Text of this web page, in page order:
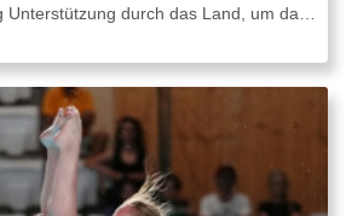
Unterstützung durch das Land, um das
der Spitze des Weltverbandes noch
international wieder Rückhalt zu
die Times unter Berufung auf eine